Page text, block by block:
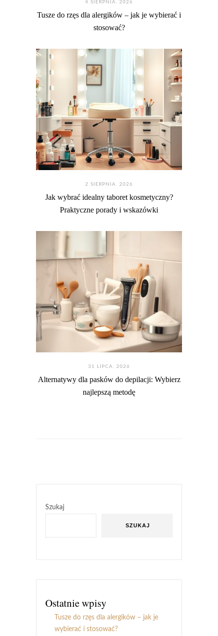
4 SIERPNIA. 2026
Tusze do rzęs dla alergików – jak je wybierać i
stosować?
2 SIERPNIA. 2026
Jak wybrać idealny taboret kosmetyczny?
Praktyczne porady i wskazówki
31 LIPCA. 2026
Alternatywy dla pasków do depilacji: Wybierz
najlepszą metodę
Szukaj
SZUKAJ
Ostatnie wpisy
Tusze do rzęs dla alergików – jak je
wybierać i stosować?